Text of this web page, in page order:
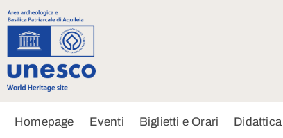
Homepage Eventi Biglietti e Orari Didattica